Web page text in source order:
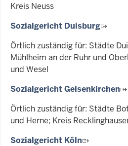
Kreis Neuss
Sozialgericht Duisburg
Örtlich zuständig für: Städte
Mühlheim an der Ruhr und
und Wesel
Sozialgericht Gelsenkirchen
Örtlich zuständig für: Städte
und Herne; Kreis
Sozialgericht Köln